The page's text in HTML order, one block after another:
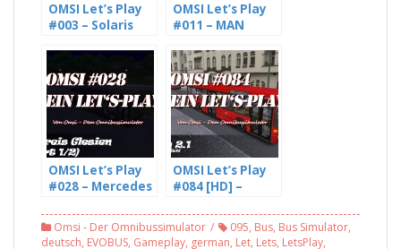
OMSI Let’s Play
#003 – Solaris
Einsatz auf
Römergerg 2.0,
Gletscher-
Express (HD)
OMSI Let’s Play
#011 – MAN
auf Velbert,
Linie NE1[2/2]
[HD]
OMSI Let’s Play
#028 – Mercedes
Landkreis
Glesien, Linie N1
OMSI Let’s Play
#084 [HD] –
mit Freddy LP
(1/2)
Omsi - Der Omnibussimulator 095, Bus, Bus Simulator,
deutsch, EVOBUS, Gameplay, german, Let, Lets, LetsPlay,